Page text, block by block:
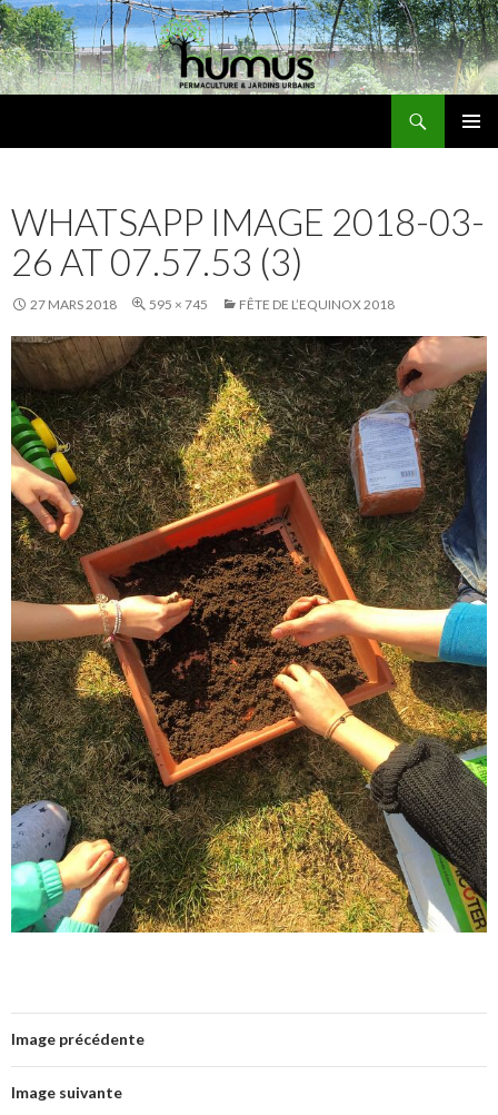
WHATSAPP IMAGE 2018-03-
26 AT 07.57.53 (3)
27 MARS 2018 595 × 745 FÊTE DE L’EQUINOX 2018
Image précédente
Image suivante